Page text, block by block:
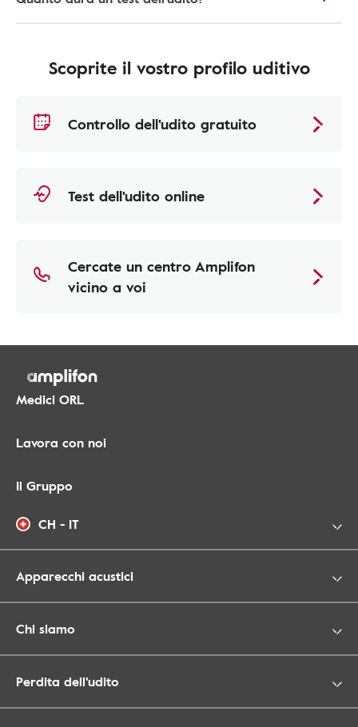
Scoprite il vostro profilo uditivo
Controllo dell'udito gratuito
Test dell'udito online
Cercate un centro Amplifon
vicino a voi
Medici ORL
Lavora con noi
Il Gruppo
CH - IT
Apparecchi acustici
Chi siamo
Perdita dell'udito